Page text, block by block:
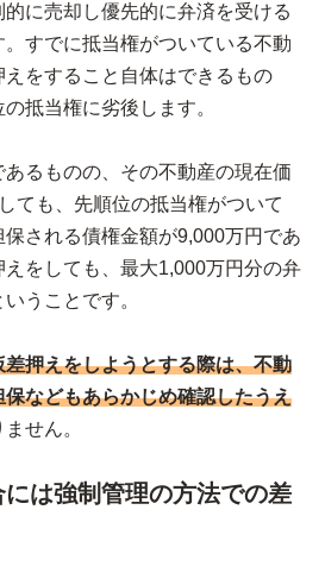
に売却し優先的に弁済を受ける
すでに抵当権がついている不動
をすること自体はできるもの
抵当権に劣後します。
るものの、その不動産の現在価
ても、先順位の抵当権がついて
される債権金額が9,000万円であ
をしても、最大1,000万円分の弁
うことです。
差押えをしようとする際は、不動
などもあらかじめ確認したうえ
せん。
は強制管理の方法での差